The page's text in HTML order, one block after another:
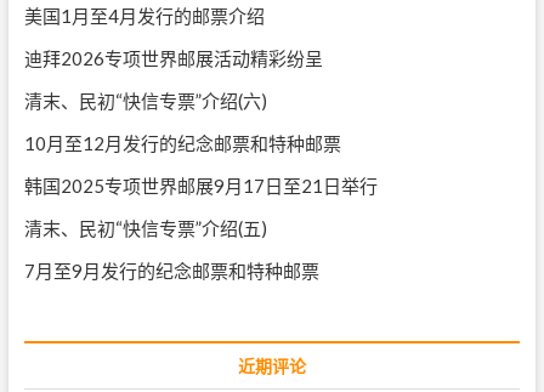
美国1月至4月发行的邮票介绍
迪拜2026专项世界邮展活动精彩纷呈
清末、民初“快信专票”介绍(六)
10月至12月发行的纪念邮票和特种邮票
韩国2025专项世界邮展9月17日至21日举行
清末、民初“快信专票”介绍(五)
7月至9月发行的纪念邮票和特种邮票
近期评论